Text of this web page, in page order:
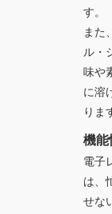
す。
また
ル・
味や
に溶
りま
機能
電子
は、
せな